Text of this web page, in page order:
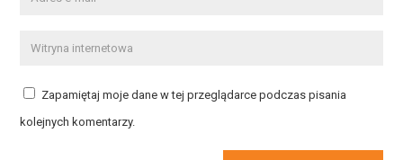
Zapamiętaj moje dane w tej przeglądarce podczas pisania
kolejnych komentarzy.